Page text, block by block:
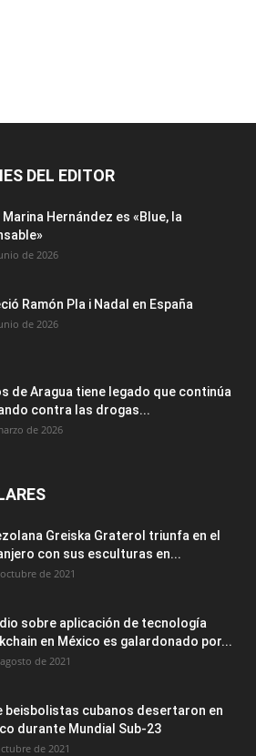
DEL EDITOR
Marina Hernández es «Blue, la
de 2026
Ramón Pla i Nadal en España
de 2026
de Aragua tiene legado que continúa
contra las drogas...
de 2026
Greiska Graterol triunfa en el
con sus esculturas en...
de 2021
sobre aplicación de tecnología
en México es galardonado por...
de 2021
beisbolistas cubanos desertaron en
durante Mundial Sub-23
de 2021